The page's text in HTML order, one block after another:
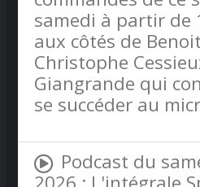
samedi à partir de
aux côtés de
Christophe
Giangrande qui
se succéder au
Podcast du